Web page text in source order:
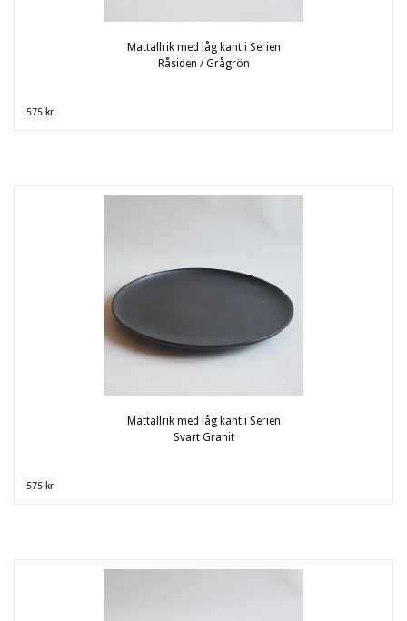
Mattallrik med låg kant i Serien
Råsiden / Grågrön
575 kr
Mattallrik med låg kant i Serien
Svart Granit
575 kr